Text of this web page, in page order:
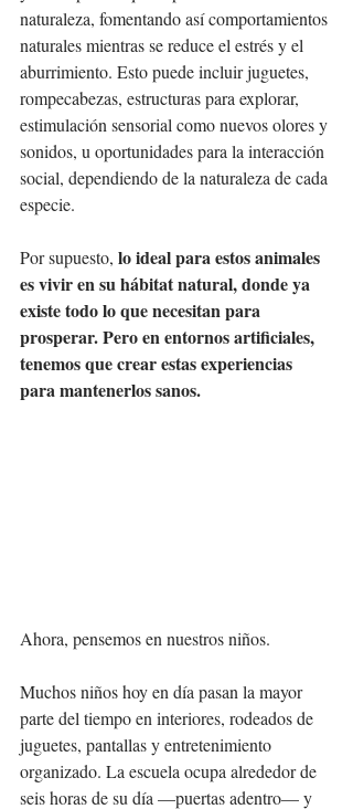
naturaleza, fomentando así comportamientos
naturales mientras se reduce el estrés y el
aburrimiento. Esto puede incluir juguetes,
rompecabezas, estructuras para explorar,
estimulación sensorial como nuevos olores y
sonidos, u oportunidades para la interacción
social, dependiendo de la naturaleza de cada
especie.
Por supuesto, lo ideal para estos animales
es vivir en su hábitat natural, donde ya
existe todo lo que necesitan para
prosperar. Pero en entornos artificiales,
tenemos que crear estas experiencias
para mantenerlos sanos.
Ahora, pensemos en nuestros niños.
Muchos niños hoy en día pasan la mayor
parte del tiempo en interiores, rodeados de
juguetes, pantallas y entretenimiento
organizado. La escuela ocupa alrededor de
seis horas de su día —puertas adentro— y